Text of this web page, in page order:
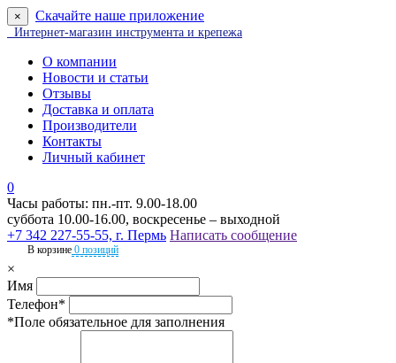
× Скачайте наше приложение
Интернет-магазин инструмента и крепежа
О компании
Новости и статьи
Отзывы
Доставка и оплата
Производители
Контакты
Личный кабинет
0
Часы работы: пн.-пт. 9.00-18.00
суббота 10.00-16.00, воскресенье – выходной
+7 342 227-55-55, г. Пермь Написать сообщение
В корзине 0 позиций
×
Имя
Телефон*
*Поле обязательное для заполнения